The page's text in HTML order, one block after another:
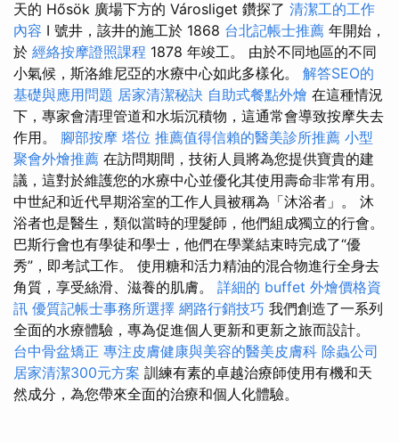
天的 Hősök 廣場下方的 Városliget 鑽探了 清潔工的工作
內容 I 號井，該井的施工於 1868 台北記帳士推薦 年開始，
於 經絡按摩證照課程 1878 年竣工。 由於不同地區的不同
小氣候，斯洛維尼亞的水療中心如此多樣化。 解答SEO的
基礎與應用問題 居家清潔秘訣 自助式餐點外燴 在這種情況
下，專家會清理管道和水垢沉積物，這通常會導致按摩失去
作用。 腳部按摩 塔位 推薦值得信賴的醫美診所推薦 小型
聚會外燴推薦 在訪問期間，技術人員將為您提供寶貴的建
議，這對於維護您的水療中心並優化其使用壽命非常有用。
中世紀和近代早期浴室的工作人員被稱為「沐浴者」。 沐
浴者也是醫生，類似當時的理髮師，他們組成獨立的行會。
巴斯行會也有學徒和學士，他們在學業結束時完成了“優
秀”，即考試工作。 使用糖和活力精油的混合物進行全身去
角質，享受絲滑、滋養的肌膚。 詳細的 buffet 外燴價格資
訊 優質記帳士事務所選擇 網路行銷技巧 我們創造了一系列
全面的水療體驗，專為促進個人更新和更新之旅而設計。
台中骨盆矯正 專注皮膚健康與美容的醫美皮膚科 除蟲公司
居家清潔300元方案 訓練有素的卓越治療師使用有機和天
然成分，為您帶來全面的治療和個人化體驗。